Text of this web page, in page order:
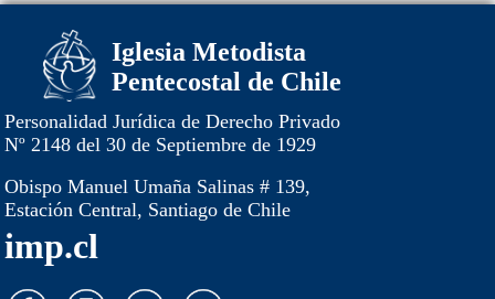
Iglesia Metodista
Pentecostal de Chile
Personalidad Jurídica de Derecho Privado
Nº 2148 del 30 de Septiembre de 1929
Obispo Manuel Umaña Salinas # 139,
Estación Central, Santiago de Chile
imp.cl